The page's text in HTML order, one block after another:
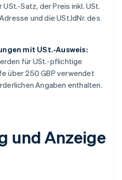
Satz, der Preis inkl. USt.
und die USt.IdNr. des
mit USt.-Ausweis:
für USt.-pflichtige
über 250 GBP verwendet
Angaben enthalten.
und Anzeige